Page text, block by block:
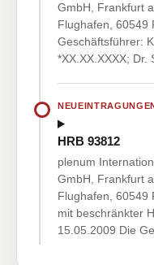
GmbH, Frankfurt
Flughafen, 60549
Geschäftsführer:
*XX.XX.XXXX;
HRB 93812
plenum
GmbH, Frankfurt
Flughafen, 60549
mit beschränkter
15.05.2009 Die